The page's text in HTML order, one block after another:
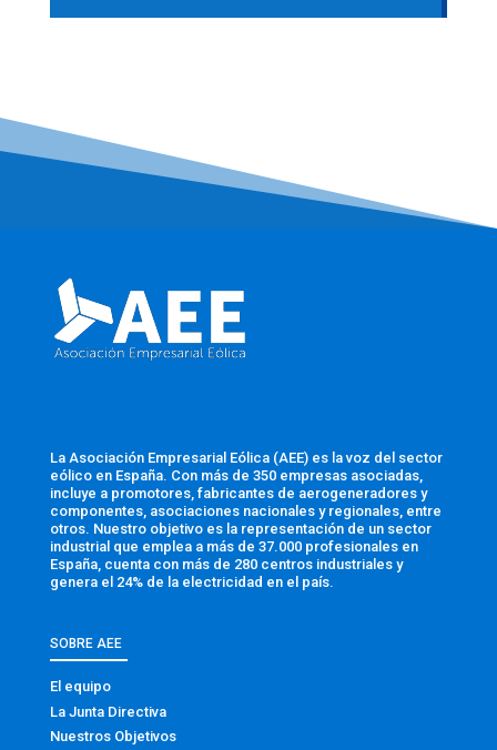
La Asociación Empresarial Eólica (AEE) es la voz del sector
eólico en España. Con más de 350 empresas asociadas,
incluye a promotores, fabricantes de aerogeneradores y
componentes, asociaciones nacionales y regionales, entre
otros. Nuestro objetivo es la representación de un sector
industrial que emplea a más de 37.000 profesionales en
España, cuenta con más de 280 centros industriales y
genera el 24% de la electricidad en el país.
SOBRE AEE
El equipo
La Junta Directiva
Nuestros Objetivos